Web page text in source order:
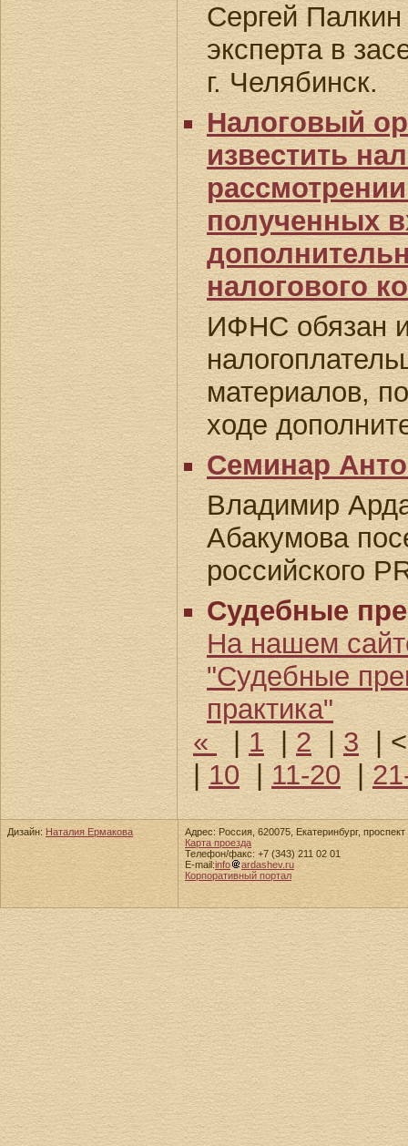
Сергей Палкин
эксперта в
г. Челябинск.
Налоговый
известить
полученных
налогового
ИФНС обязан
материалов,
ходе
Семинар
Владимир
Абакумова
российского
Судебные
На нашем
"Судебные
практика"
«|1|2|3|
|10| 11-20|
Дизайн: Наталия Ермакова
Адрес: Россия, 620075, Екатеринбург,
Карта проезда
Телефон/факс: +7 (343) 211 02 01
E-mail:info
ardashev.ru
Корпоративный портал